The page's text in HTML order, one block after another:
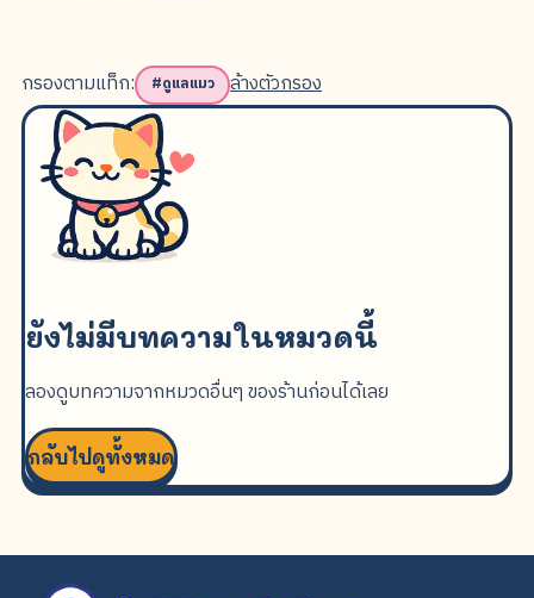
กรองตามแท็ก: #ดูแลแมว ล้างตัวกรอง
ยังไม่มีบทความในหมวดนี้
ลองดูบทความจากหมวดอื่นๆ ของร้านก่อนได้เลย
กลับไปดูทั้งหมด